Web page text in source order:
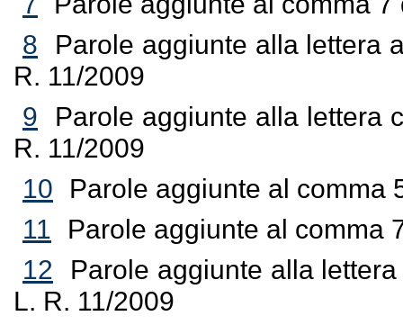
8
Parole aggiunte alla lettera
R. 11/2009
9
Parole aggiunte alla lettera
R. 11/2009
10
Parole aggiunte al comma
11
Parole aggiunte al comma
12
Parole aggiunte alla
L. R. 11/2009